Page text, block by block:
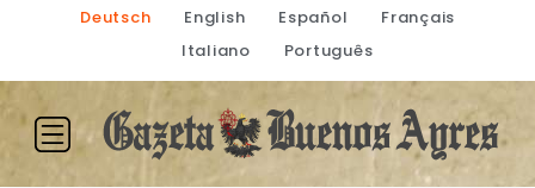
Deutsch English Español
Français
Italiano
Português